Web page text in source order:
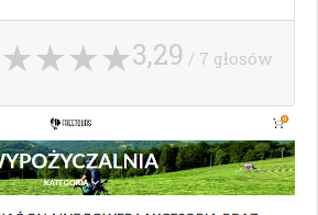
3,29 / 7 głosów